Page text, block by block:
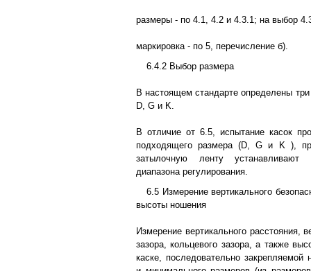
размеры - по 4.1, 4.2 и 4.3.1; на выбор
маркировка - по 5, перечисление б).
6.4.2 Выбор размера
В настоящем стандарте определены
D, G и K.
В отличие от 6.5, испытание касок
подходящего размера (D, G и K ),
затылочную ленту
диапазона регулирования.
6.5 Измерение вертикального
высоты ношения
Измерение вертикального расстояния,
зазора, кольцевого зазора, а также
каске, последовательно закрепляемой